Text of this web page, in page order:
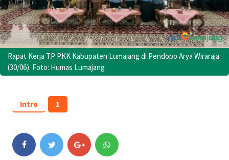
Rapat Kerja TP PKK Kabupaten Lumajang di Pendopo Arya Wiraraja
(30/06). Foto: Humas Lumajang
Intro 1